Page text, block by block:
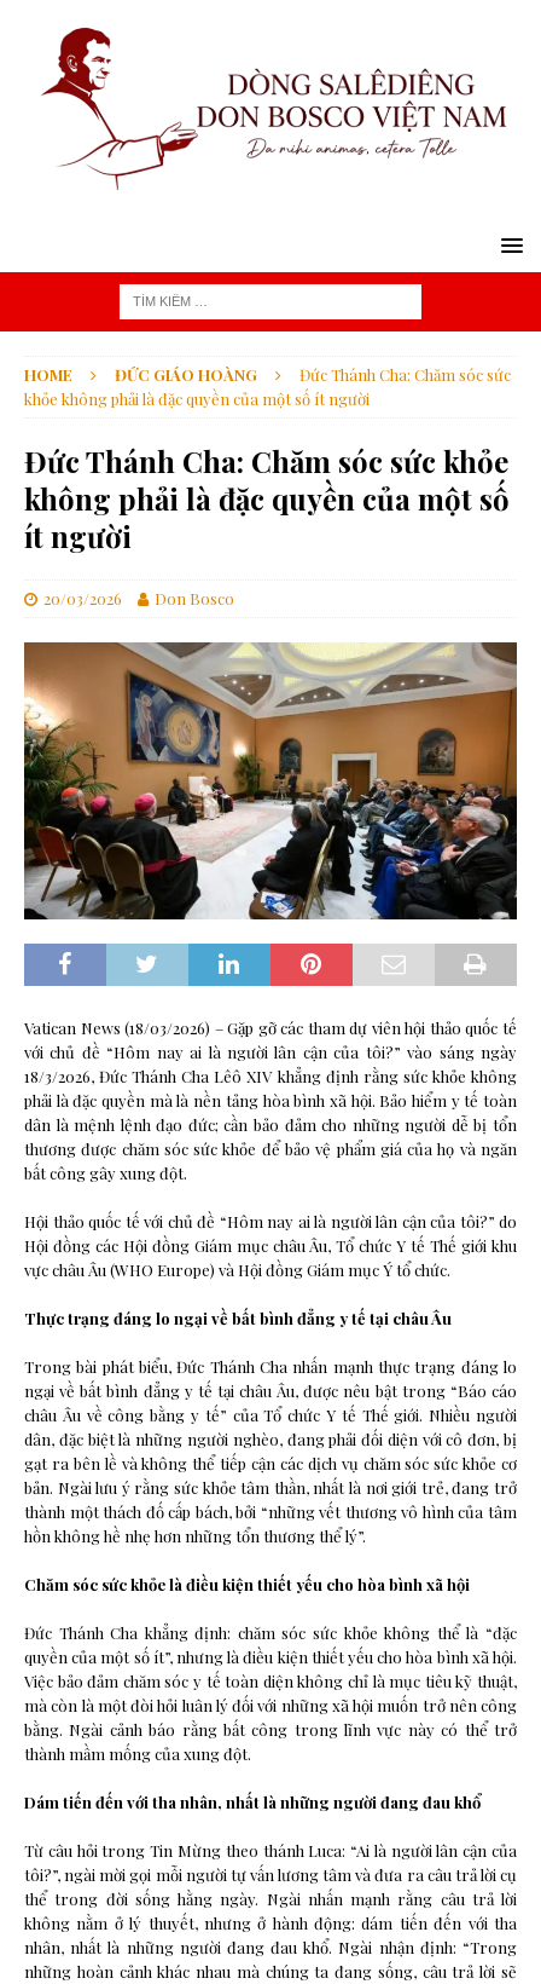
HOME ĐỨC GIÁO HOÀNG
Đức Thánh Cha: Chăm sóc sức
khỏe không phải là đặc quyền của một số ít người
Đức Thánh Cha: Chăm sóc sức khỏe
không phải là đặc quyền của một số
ít người
20/03/2026 Don Bosco
Vatican News (18/03/2026) – Gặp gỡ các tham dự viên hội thảo quốc tế
với chủ đề “Hôm nay ai là người lân cận của tôi?” vào sáng ngày
18/3/2026, Đức Thánh Cha Lêô XIV khẳng định rằng sức khỏe không
phải là đặc quyền mà là nền tảng hòa bình xã hội. Bảo hiểm y tế toàn
dân là mệnh lệnh đạo đức; cần bảo đảm cho những người dễ bị tổn
thương được chăm sóc sức khỏe để bảo vệ phẩm giá của họ và ngăn
bất công gây xung đột.
Hội thảo quốc tế với chủ đề “Hôm nay ai là người lân cận của tôi?” do
Hội đồng các Hội đồng Giám mục châu Âu, Tổ chức Y tế Thế giới khu
vực châu Âu (WHO Europe) và Hội đồng Giám mục Ý tổ chức.
Thực trạng đáng lo ngại về bất bình đẳng y tế tại châu Âu
Trong bài phát biểu, Đức Thánh Cha nhấn mạnh thực trạng đáng lo
ngại về bất bình đẳng y tế tại châu Âu, được nêu bật trong “Báo cáo
châu Âu về công bằng y tế” của Tổ chức Y tế Thế giới. Nhiều người
dân, đặc biệt là những người nghèo, đang phải đối diện với cô đơn, bị
gạt ra bên lề và không thể tiếp cận các dịch vụ chăm sóc sức khỏe cơ
bản. Ngài lưu ý rằng sức khỏe tâm thần, nhất là nơi giới trẻ, đang trở
thành một thách đố cấp bách, bởi “những vết thương vô hình của tâm
hồn không hề nhẹ hơn những tổn thương thể lý”.
Chăm sóc sức khỏe là điều kiện thiết yếu cho hòa bình xã hội
Đức Thánh Cha khẳng định: chăm sóc sức khỏe không thể là “đặc
quyền của một số ít”, nhưng là điều kiện thiết yếu cho hòa bình xã hội.
Việc bảo đảm chăm sóc y tế toàn diện không chỉ là mục tiêu kỹ thuật,
mà còn là một đòi hỏi luân lý đối với những xã hội muốn trở nên công
bằng. Ngài cảnh báo rằng bất công trong lĩnh vực này có thể trở
thành mầm mống của xung đột.
Dám tiến đến với tha nhân, nhất là những người đang đau khổ
Từ câu hỏi trong Tin Mừng theo thánh Luca: “Ai là người lân cận của
tôi?”, ngài mời gọi mỗi người tự vấn lương tâm và đưa ra câu trả lời cụ
thể trong đời sống hằng ngày. Ngài nhấn mạnh rằng câu trả lời
không nằm ở lý thuyết, nhưng ở hành động: dám tiến đến với tha
nhân, nhất là những người đang đau khổ. Ngài nhận định: “Trong
những hoàn cảnh khác nhau mà chúng ta đang sống, câu trả lời sẽ